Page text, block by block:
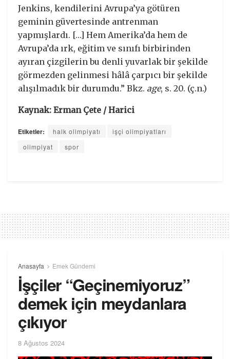
Jenkins, kendilerini Avrupa’ya götüren
geminin güvertesinde antrenman
yapmışlardı. […] Hem Amerika’da hem de
Avrupa’da ırk, eğitim ve sınıfı birbirinden
ayıran çizgilerin bu denli yuvarlak bir şekilde
görmezden gelinmesi hâlâ çarpıcı bir şekilde
alışılmadık bir durumdu.” Bkz. age, s. 20. (ç.n.)
Kaynak: Erman Çete / Harici
Etiketler: halk olimpiyatı
işçi olimpiyatları
olimpiyat
spor
Anasayfa Emek Gündemi
İşçiler “Geçinemiyoruz”
demek için meydanlara
çıkıyor
8 Ağustos 2024